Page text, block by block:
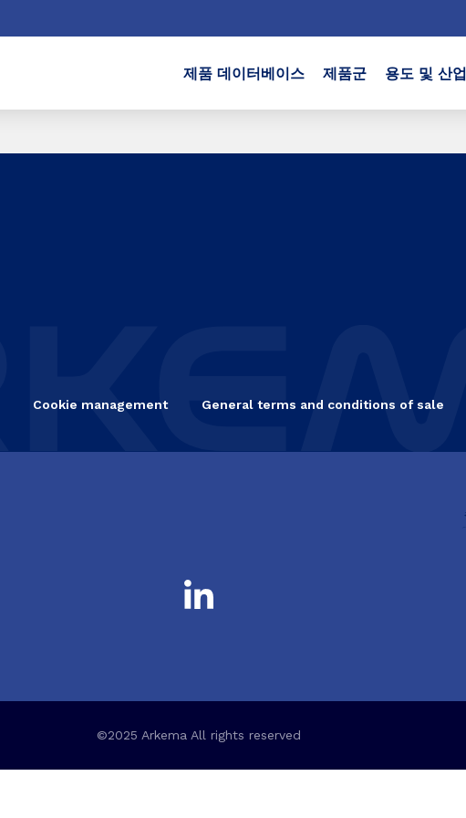
제품 데이터베이스 제품군 용도 및 산업
Cookie management General terms and conditions of sale
©2025 Arkema All rights reserved